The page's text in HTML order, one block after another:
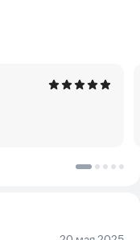
скины в
Благодаря сервису
получить скины
просто: предметы
быстрый и
удобство